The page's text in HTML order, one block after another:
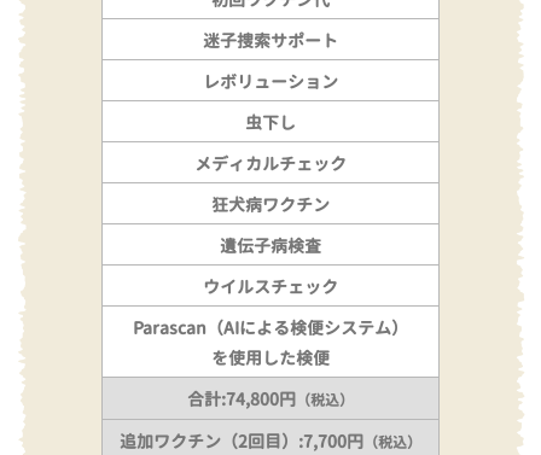
迷子捜索サポート
レボリューション
虫下し
メディカルチェック
狂犬病ワクチン
遺伝子病検査
ウイルスチェック
Parascan（AIによる検便システム）
を使用した検便
合計:74,800円 （税込）
追加ワクチン（2回目）:7,700円 （税込）